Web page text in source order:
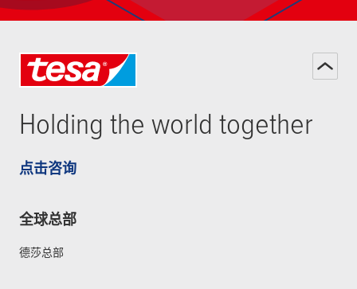
Holding the world together
点击咨询
全球总部
德莎总部